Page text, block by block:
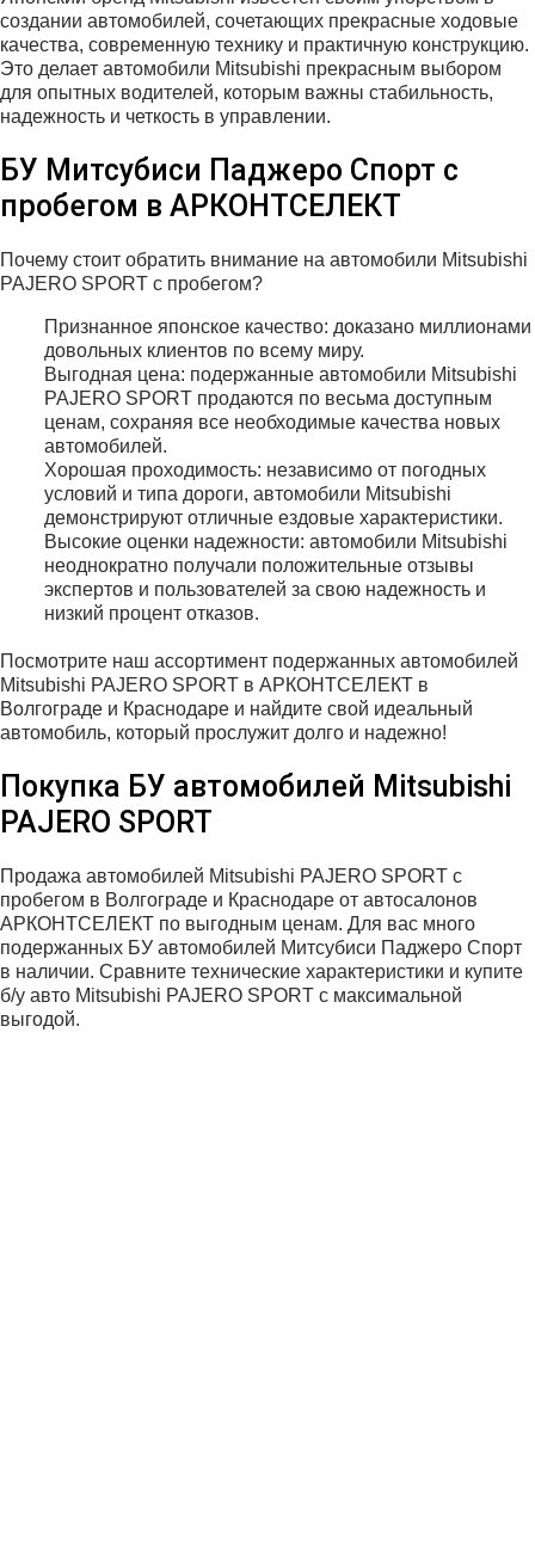
создании автомобилей, сочетающих прекрасные ходовые
качества, современную технику и практичную конструкцию.
Это делает автомобили Mitsubishi прекрасным выбором
для опытных водителей, которым важны стабильность,
надежность и четкость в управлении.
БУ Митсубиси Паджеро Спорт с
пробегом в АРКОНТСЕЛЕКТ
Почему стоит обратить внимание на автомобили Mitsubishi
PAJERO SPORT с пробегом?
Признанное японское качество: доказано миллионами
довольных клиентов по всему миру.
Выгодная цена: подержанные автомобили Mitsubishi
PAJERO SPORT продаются по весьма доступным
ценам, сохраняя все необходимые качества новых
автомобилей.
Хорошая проходимость: независимо от погодных
условий и типа дороги, автомобили Mitsubishi
демонстрируют отличные ездовые характеристики.
Высокие оценки надежности: автомобили Mitsubishi
неоднократно получали положительные отзывы
экспертов и пользователей за свою надежность и
низкий процент отказов.
Посмотрите наш ассортимент подержанных автомобилей
Mitsubishi PAJERO SPORT в АРКОНТСЕЛЕКТ в
Волгограде и Краснодаре и найдите свой идеальный
автомобиль, который прослужит долго и надежно!
Покупка БУ автомобилей Mitsubishi
PAJERO SPORT
Продажа автомобилей Mitsubishi PAJERO SPORT с
пробегом в Волгограде и Краснодаре от автосалонов
АРКОНТСЕЛЕКТ по выгодным ценам. Для вас много
подержанных БУ автомобилей Митсубиси Паджеро Спорт
в наличии. Сравните технические характеристики и купите
б/у авто Mitsubishi PAJERO SPORT с максимальной
выгодой.